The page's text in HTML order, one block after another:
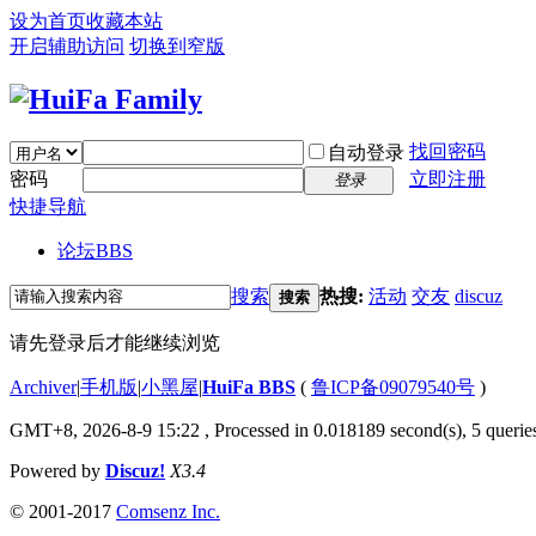
设为首页收藏本站
开启辅助访问 切换到窄版
自动登录 找回密码
密码
登录
立即注册
快捷导航
论坛BBS
搜索 搜索 热搜: 活动 交友 discuz
请先登录后才能继续浏览
Archiver|手机版|小黑屋|HuiFa BBS ( 鲁ICP备09079540号 )
GMT+8, 2026-8-9 15:22 , Processed in 0.018189 second(s), 5
Powered by Discuz! X3.4
© 2001-2017 Comsenz Inc.